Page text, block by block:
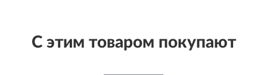
С этим товаром покупают